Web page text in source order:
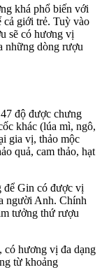
khá phổ biến với
giới trẻ. Tuỳ vào
sẽ có hương vị
những dòng rượu
độ được chưng
khác (lúa mì, ngô,
gia vị, thảo mộc
quả, cam thảo, hạt
để Gin có được vị
người Anh. Chính
tưởng thứ rượu
có hương vị đa dạng
từ khoảng